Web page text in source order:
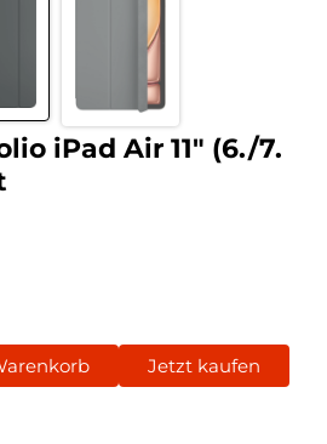
iPad Air 11″ (6./7.
Jetzt kaufen